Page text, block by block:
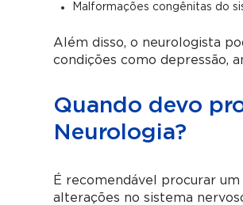
Malformações congênitas do
Além disso, o neurologista
condições como depressão,
Quando devo
Neurologia?
É recomendável procurar
alterações no sistema